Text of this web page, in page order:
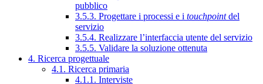
pubblico
3.5.3. Progettare i processi e i touchpointdel
servizio
3.5.4. Realizzare l’interfaccia utente del servizio
3.5.5. Validare la soluzione ottenuta
4. Ricerca progettuale
4.1. Ricerca primaria
4.1.1. Interviste